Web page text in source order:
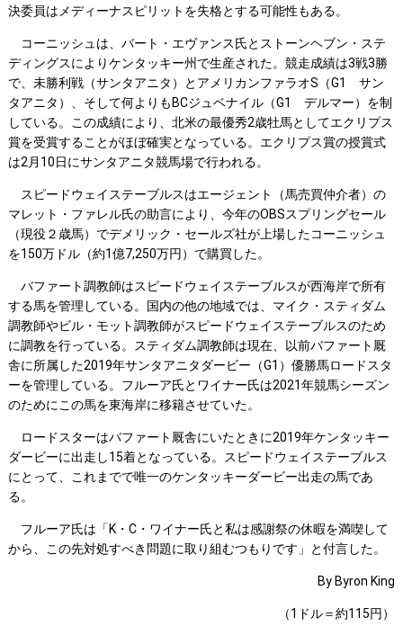
決委員はメディーナスピリットを失格とする可能性もある。
コーニッシュは、バート・エヴァンス氏とストーンヘブン・ステ
ディングスによりケンタッキー州で生産された。競走成績は3戦3勝
で、未勝利戦（サンタアニタ）とアメリカンファラオS（G1 サン
タアニタ）、そして何よりもBCジュベナイル（G1 デルマー）を制
している。この成績により、北米の最優秀2歳牡馬としてエクリプス
賞を受賞することがほぼ確実となっている。エクリプス賞の授賞式
は2月10日にサンタアニタ競馬場で行われる。
スピードウェイステーブルスはエージェント（馬売買仲介者）の
マレット・ファレル氏の助言により、今年のOBSスプリングセール
（現役２歳馬）でデメリック・セールズ社が上場したコーニッシュ
を150万ドル（約1億7,250万円）で購買した。
バファート調教師はスピードウェイステーブルスが西海岸で所有
する馬を管理している。国内の他の地域では、マイク・スティダム
調教師やビル・モット調教師がスピードウェイステーブルスのため
に調教を行っている。スティダム調教師は現在、以前バファート厩
舎に所属した2019年サンタアニタダービー（G1）優勝馬ロードスタ
ーを管理している。フルーア氏とワイナー氏は2021年競馬シーズン
のためにこの馬を東海岸に移籍させていた。
ロードスターはバファート厩舎にいたときに2019年ケンタッキー
ダービーに出走し15着となっている。スピードウェイステーブルス
にとって、これまでで唯一のケンタッキーダービー出走の馬であ
る。
フルーア氏は「K・C・ワイナー氏と私は感謝祭の休暇を満喫して
から、この先対処すべき問題に取り組むつもりです」と付言した。
By Byron King
（1ドル＝約115円）